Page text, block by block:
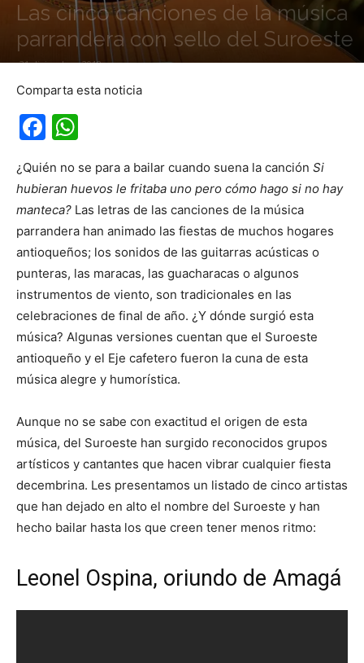
Las cinco canciones de la música
parrandera con sello del Suroeste
31 diciembre, 2018
Comparta esta noticia
Facebook
¿Quién no se para a bailar cuando suena la canción Si
hubieran huevos le fritaba uno pero cómo hago si no hay
manteca? Las letras de las canciones de la música
parrandera han animado las fiestas de muchos hogares
antioqueños; los sonidos de las guitarras acústicas o
punteras, las maracas, las guacharacas o algunos
instrumentos de viento, son tradicionales en las
celebraciones de final de año. ¿Y dónde surgió esta
música? Algunas versiones cuentan que el Suroeste
antioqueño y el Eje cafetero fueron la cuna de esta
música alegre y humorística.
Aunque no se sabe con exactitud el origen de esta
música, del Suroeste han surgido reconocidos grupos
artísticos y cantantes que hacen vibrar cualquier fiesta
decembrina. Les presentamos un listado de cinco artistas
que han dejado en alto el nombre del Suroeste y han
hecho bailar hasta los que creen tener menos ritmo:
Leonel Ospina, oriundo de Amagá